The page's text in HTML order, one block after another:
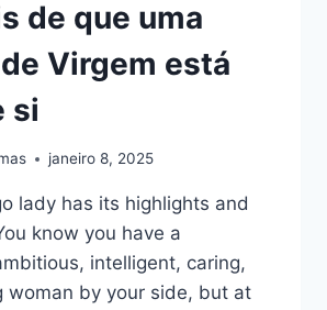
de que uma
Virgem está
si
janeiro 8, 2025
lady has its highlights and
know you have a
intelligent, caring,
woman by your side, but at